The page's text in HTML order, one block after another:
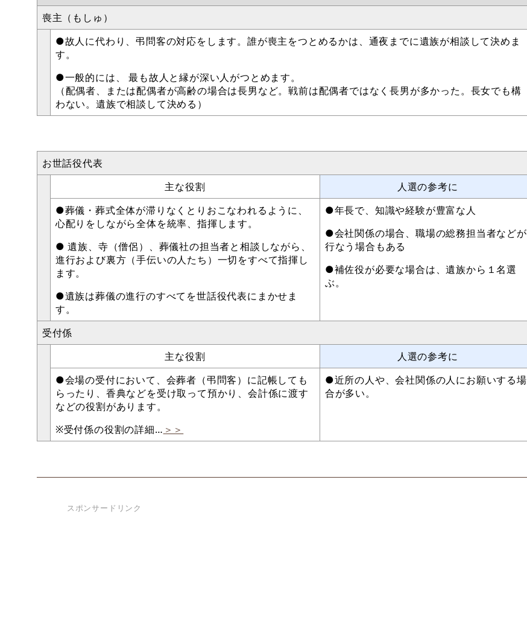
喪主（もしゅ）
●故人に代わり、弔問客の対応をします。誰が喪主をつとめるかは、通夜までに遺族が相談して決めま
す。
●一般的には、 最も故人と縁が深い人がつとめます。
（配偶者、または配偶者が高齢の場合は長男など。戦前は配偶者ではなく長男が多かった。長女でも構
わない。遺族で相談して決める）
お世話役代表
主な役割
人選の参考に
●葬儀・葬式全体が滞りなくとりおこなわれるように、
心配りをしながら全体を統率、指揮します。
● 遺族、寺（僧侶）、葬儀社の担当者と相談しながら、
進行および裏方（手伝いの人たち）一切をすべて指揮し
ます。
●遺族は葬儀の進行のすべてを世話役代表にまかせま
す。
●年長で、知識や経験が豊富な人
●会社関係の場合、職場の総務担当者などが
行なう場合もある
●補佐役が必要な場合は、遺族から１名選
ぶ。
受付係
主な役割
人選の参考に
●会場の受付において、会葬者（弔問客）に記帳しても
らったり、香典などを受け取って預かり、会計係に渡す
などの役割があります。
※受付係の役割の詳細… ＞＞
●近所の人や、会社関係の人にお願いする場
合が多い。
スポンサードリンク